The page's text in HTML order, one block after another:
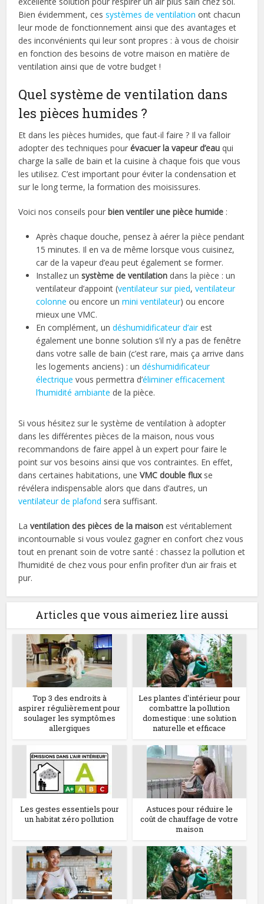
Bien évidemment, cessystèmes de ventilation ont chacun
leur mode de fonctionnement ainsi que des avantages et
des inconvénients qui leur sont propres : à vous de choisir
en fonction des besoins de votre maison en matière de
ventilation ainsi que de votre budget !
Quel système de ventilation dans
les pièces humides ?
Et dans les pièces humides, que faut-il faire ? Il va falloir
adopter des techniques pourévacuer la vapeur d’eau qui
charge la salle de bain et la cuisine à chaque fois que vous
les utilisez. C’est important pour éviter la condensation et
sur le long terme, la formation des moisissures.
Voici nos conseils pourbien ventiler une pièce humide :
Après chaque douche, pensez à aérer la pièce pendant
15 minutes. Il en va de même lorsque vous cuisinez,
car de la vapeur d’eau peut également se former.
Installez unsystème de ventilation dans la pièce : un
ventilateur d’appoint (ventilateur sur pied,ventilateur
colonne ou encore unmini ventilateur) ou encore
mieux une VMC.
En complément, undéshumidificateur d’airest
également une bonne solution s’il n’y a pas de fenêtre
dans votre salle de bain (c’est rare, mais ça arrive dans
les logements anciens) : undéshumidificateur
électrique vous permettra d’éliminer efficacement
l’humidité ambiante de la pièce.
Si vous hésitez sur le système de ventilation à adopter
dans les différentes pièces de la maison, nous vous
recommandons de faire appel à un expert pour faire le
point sur vos besoins ainsi que vos contraintes. En effet,
dans certaines habitations, une VMC double fluxse
révélera indispensable alors que dans d’autres, un
ventilateur de plafond sera suffisant.
Laventilation des pièces de la maison est véritablement
incontournable si vous voulez gagner en confort chez vous
tout en prenant soin de votre santé : chassez la pollution et
l’humidité de chez vous pour enfin profiter d’un air frais et
pur.
Articles que vous aimeriez lire aussi
Top 3 des endroits à
aspirer régulièrement pour
soulager les symptômes
allergiques
Les plantes d'intérieur pour
combattre la pollution
domestique : une solution
naturelle et efficace
Les gestes essentiels pour
un habitat zéro pollution
Astuces pour réduire le
coût de chauffage de votre
maison